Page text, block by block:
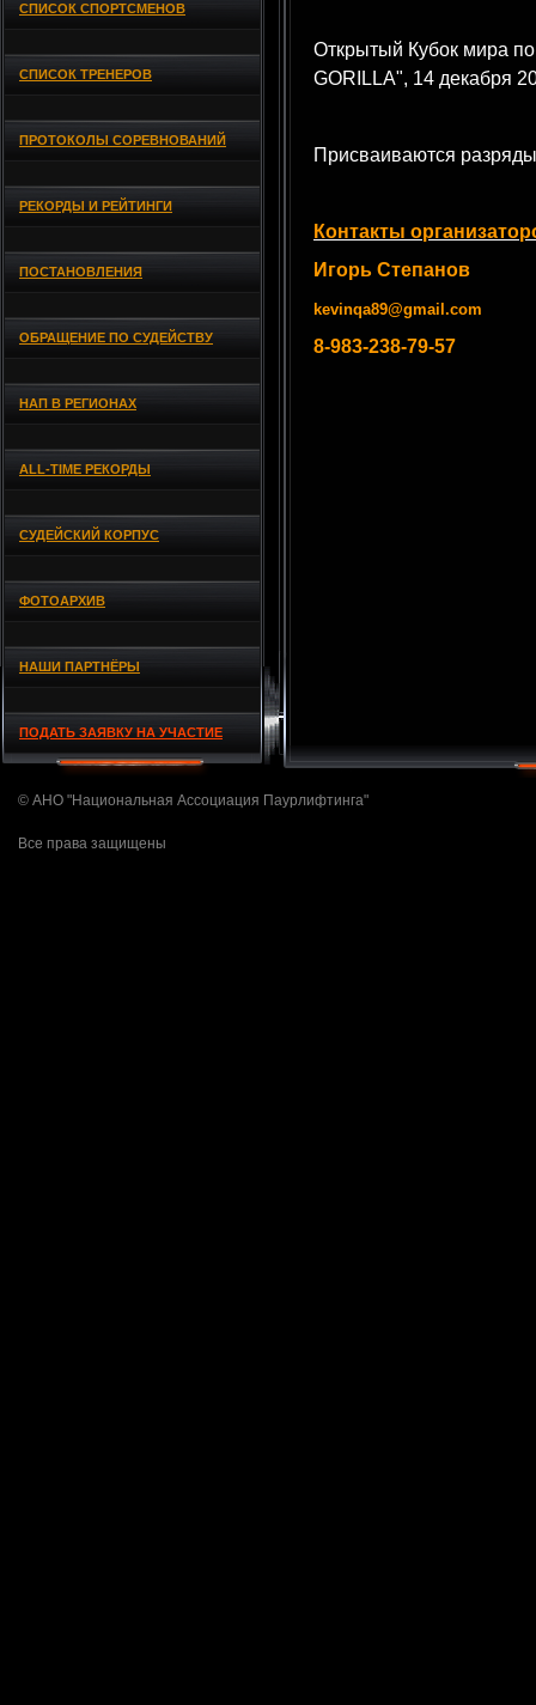
СПИСОК СПОРТСМЕНОВ
СПИСОК ТРЕНЕРОВ
ПРОТОКОЛЫ СОРЕВНОВАНИЙ
РЕКОРДЫ И РЕЙТИНГИ
ПОСТАНОВЛЕНИЯ
ОБРАЩЕНИЕ ПО СУДЕЙСТВУ
НАП В РЕГИОНАХ
ALL-TIME РЕКОРДЫ
СУДЕЙСКИЙ КОРПУС
ФОТОАРХИВ
НАШИ ПАРТНЁРЫ
ПОДАТЬ ЗАЯВКУ НА УЧАСТИЕ
Открытый Кубок мира
GORILLA", 14 декабря
Присваиваются
Контакты
Игорь Степанов
kevinqa89@gmail.com
8-983-238-79-57
© АНО "Национальная Ассоциация Паурлифтинга"
Все права защищены